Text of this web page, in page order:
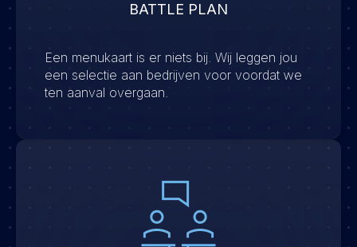
BATTLE PLAN
Een menukaart is er niets bij. Wij leggen jou
een selectie aan bedrijven voor voordat we
ten aanval overgaan.